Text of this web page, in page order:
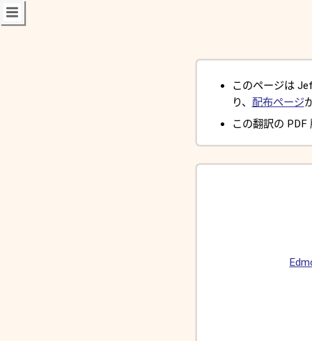
このページは
り、 配布ページ
この翻訳の PDF